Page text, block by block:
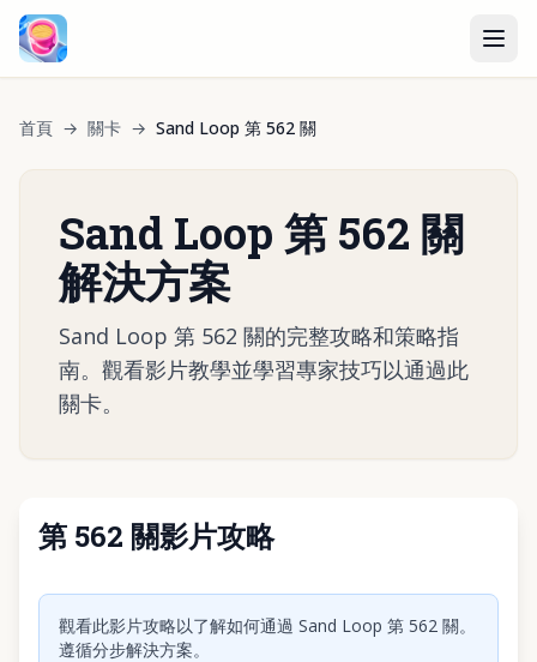
首頁 → 關卡 → Sand Loop 第 562 關
Sand Loop 第 562 關
解決方案
Sand Loop 第 562 關的完整攻略和策略指
南。觀看影片教學並學習專家技巧以通過此
關卡。
第 562 關影片攻略
點擊播放影片
觀看此影片攻略以了解如何通過 Sand Loop 第 562 關。
遵循分步解決方案。